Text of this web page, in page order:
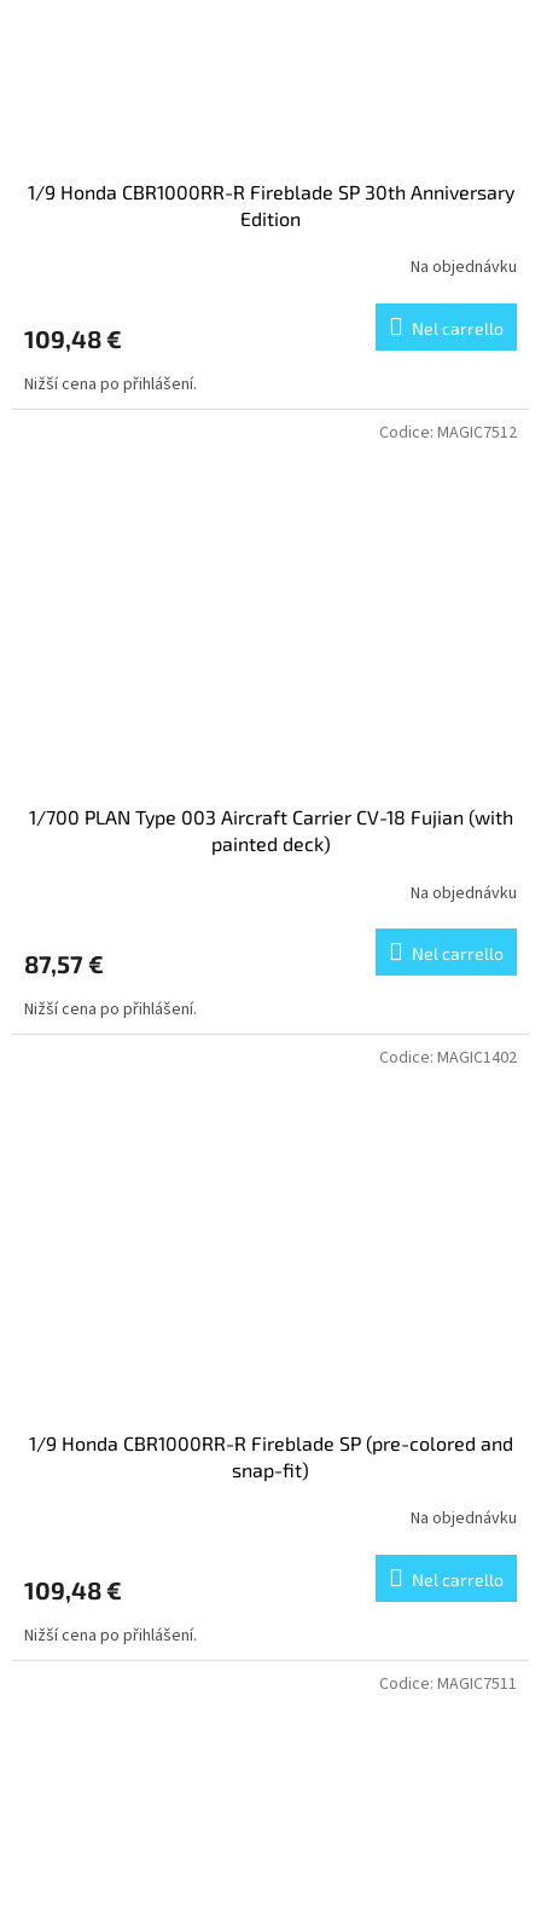
1/9 Honda CBR1000RR-R Fireblade SP 30th Anniversary
Edition
Na objednávku
109,48 € Nel carrello
Nižší cena po přihlášení.
1/700 PLAN Type 003 Aircraft Carrier CV-18 Fujian (with
painted deck)
Na objednávku
87,57 € Nel carrello
Nižší cena po přihlášení.
Codice: MAGIC7512
1/9 Honda CBR1000RR-R Fireblade SP (pre-colored and
snap-fit)
Na objednávku
109,48 € Nel carrello
Nižší cena po přihlášení.
Codice: MAGIC1402
Codice: MAGIC7511